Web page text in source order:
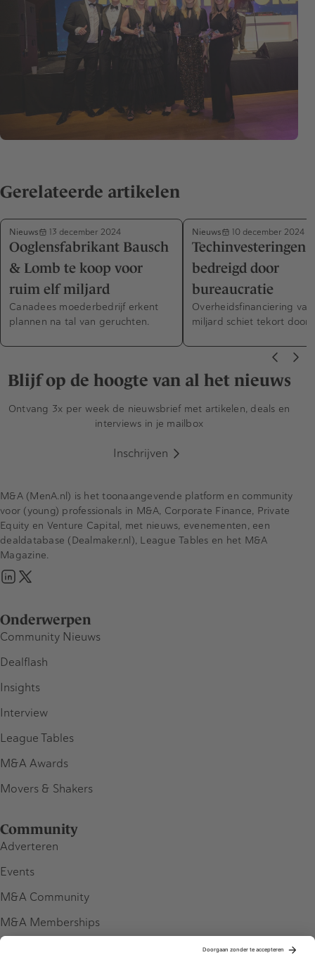
Gerelateerde artikelen
Nieuws 13 december 2024
Ooglensfabrikant Bausch
& Lomb te koop voor
ruim elf miljard
Canadees moederbedrijf erkent
plannen na tal van geruchten.
Nieuws 10 december 2024
Techinvesteringen
bedreigd door
bureaucratie
Overheidsfinanciering van
miljard schiet tekort door
Blijf op de hoogte van al het nieuws
Ontvang 3x per week de nieuwsbrief met artikelen, deals en
interviews in je mailbox
Inschrijven
Onderwerpen
Community Nieuws
Dealflash
Insights
Interview
League Tables
M&A Awards
Movers & Shakers
Community
Adverteren
Events
M&A Community
M&A Memberships
M&A (MenA.nl) is het toonaangevende platform en community
voor (young) professionals in M&A, Corporate Finance, Private
Equity en Venture Capital, met nieuws, evenementen, een
dealdatabase (Dealmaker.nl), League Tables en het M&A
Magazine.